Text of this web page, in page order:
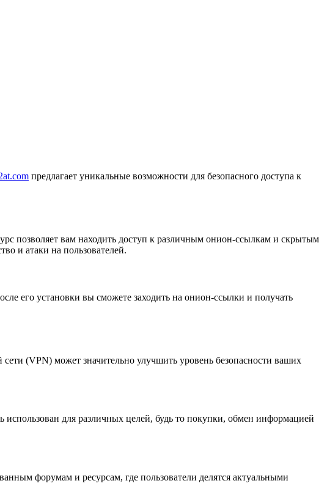
предлагает уникальные возможности для безопасного доступа к
позволяет вам находить доступ к различным онион-ссылкам и скрытым
и атаки на пользователей.
его установки вы сможете заходить на онион-ссылки и получать
(VPN) может значительно улучшить уровень безопасности ваших
для различных целей, будь то покупки, обмен информацией
форумам и ресурсам, где пользователи делятся актуальными